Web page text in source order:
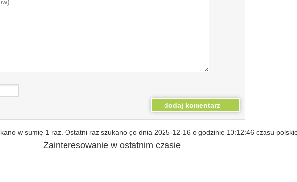
w sumię 1 raz. Ostatni raz szukano go dnia 2025-12-16 o godzinie 10:12:46 czasu
Zainteresowanie w ostatnim czasie